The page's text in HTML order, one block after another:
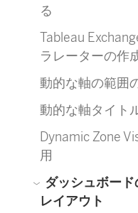
る
Tableau
ラレーターの作
動的な軸の範囲
動的な軸タイト
Dynamic Zone
用
ダッシュボード
レイアウト